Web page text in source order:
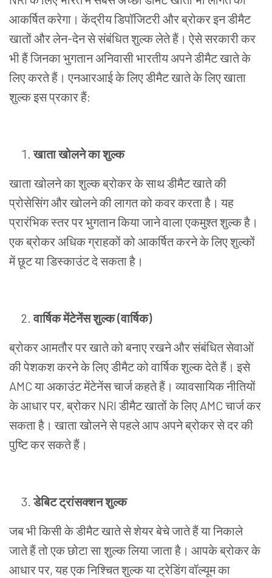
आकर्षितकरेगा। केंद्रीयडिपॉजिटरीऔरब्रोकरइनडीमैट
खातोंऔरलेन-देनसेसंबंधितशुल्कलेतेहैं। ऐसेसरकारीकर
भीहैंजिनकाभुगतानअनिवासीभारतीयअपनेडीमैटखातेके
लिएकरतेहैं। एनआरआईकेलिएडीमैटखातेकेलिएखाता
शुल्कइसप्रकारहैं:
खाताखोलनेकाशुल्क
खाताखोलनेकाशुल्कब्रोकरकेसाथडीमैटखातेकी
प्रोसेसिंगऔरखोलनेकीलागतकोकवरकरताहै। यह
प्रारंभिकस्तरपरभुगतानकियाजानेवालाएकमुश्तशुल्कहै।
एकब्रोकरअधिकग्राहकोंकोआकर्षितकरनेकेलिएशुल्कों
मेंछूटयाडिस्काउंट देसकताहै।
वार्षिकमेंटेनेंसशुल्क(वार्षिक)
ब्रोकरआमतौरपरखातेकोबनाएरखनेऔरसंबंधितसेवाओं
कीपेशकशकरनेकेलिएडीमैटकोवार्षिकशुल्कदेतेहैं। इसे
AMC याअकाउंटमेंटेनेंसचार्जकहतेहैं। व्यावसायिकनीतियों
केआधारपर,ब्रोकर NRI डीमैटखातोंकेलिए AMC चार्जकर
सकताहै। खाताखोलनेसेपहलेआपअपनेब्रोकरसेदरकी
पुष्टिकरसकतेहैं।
डेबिटट्रांसक्शनशुल्क
जबभीकिसीकेडीमैटखातेसेशेयरबेचेजातेहैंयानिकाले
जातेहैंतोएकछोटासाशुल्कलियाजाताहै। आपकेब्रोकरके
आधारपर,यहएकनिश्चितशुल्कयाट्रेडिंगवॉल्यूमका